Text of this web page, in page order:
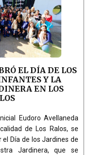
EL DÍA DE LOS
Y LA
EN LOS
Eudoro Avellaneda
de Los Ralos, se
el Día de los Jardines de
Jardinera, que se